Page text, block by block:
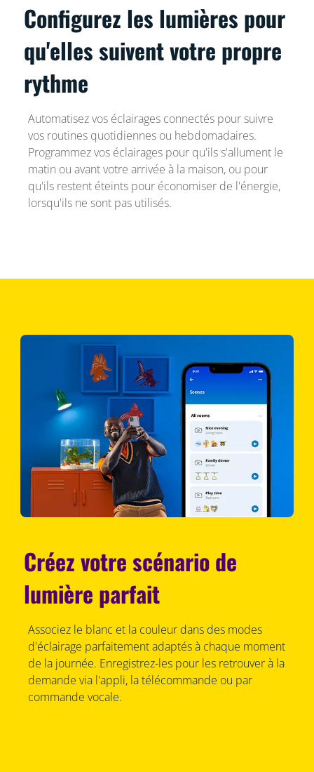
Configurez les lumières pour
qu'elles suivent votre propre
rythme
Automatisez vos éclairages connectés pour suivre
vos routines quotidiennes ou hebdomadaires.
Programmez vos éclairages pour qu'ils s'allument le
matin ou avant votre arrivée à la maison, ou pour
qu'ils restent éteints pour économiser de l'énergie,
lorsqu'ils ne sont pas utilisés.
Créez votre scénario de
lumière parfait
Associez le blanc et la couleur dans des modes
d'éclairage parfaitement adaptés à chaque moment
de la journée. Enregistrez-les pour les retrouver à la
demande via l'appli, la télécommande ou par
commande vocale.